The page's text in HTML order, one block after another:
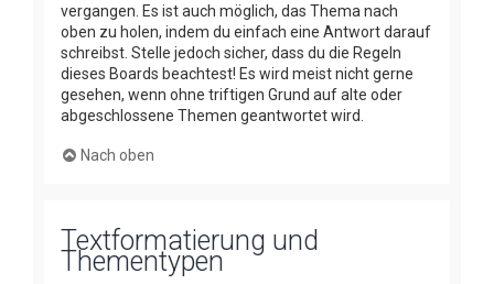
vergangen. Es ist auch möglich, das Thema nach
oben zu holen, indem du einfach eine Antwort darauf
schreibst. Stelle jedoch sicher, dass du die Regeln
dieses Boards beachtest! Es wird meist nicht gerne
gesehen, wenn ohne triftigen Grund auf alte oder
abgeschlossene Themen geantwortet wird.
Nach oben
Textformatierung und
Thementypen